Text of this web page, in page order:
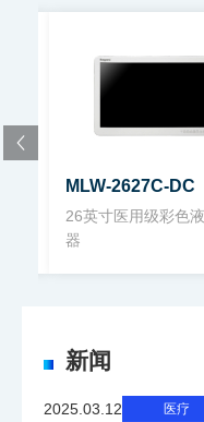
图像尺
可视角
度
对比度
MLW-2627C-DC
26英寸医用级彩色
器
新闻
2025.03.12 医疗